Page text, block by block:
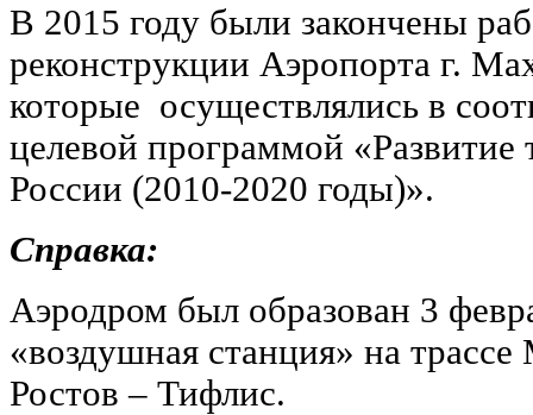
В 2015 году были закончены
реконструкции Аэропорта г.
которые осуществлялись в
целевой программой
России (2010-2020 годы)».
Справка:
Аэродром был образован 3
«воздушная станция» на
Ростов – Тифлис.